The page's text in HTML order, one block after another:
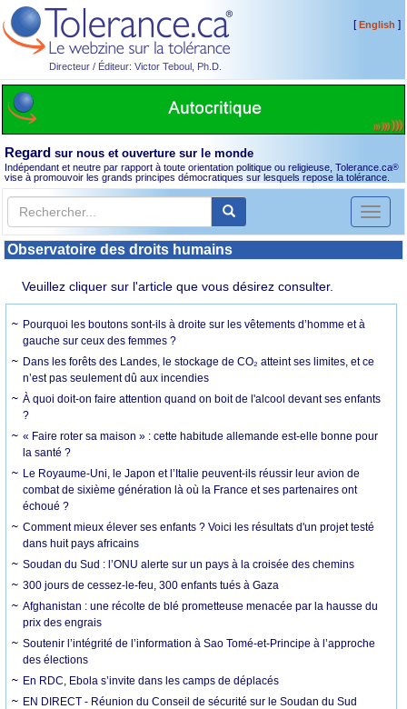
Directeur / Éditeur: Victor Teboul, Ph.D.
[English ]
Regard sur nous et ouverture sur le monde
Indépendant et neutre par rapport à toute orientation politique ou religieuse, Tolerance.ca®
vise à promouvoir les grands principes démocratiques sur lesquels repose la tolérance.
Toggle
Observatoire des droits humains
Veuillez cliquer sur l'article que vous désirez consulter.
Pourquoi les boutons sont-ils à droite sur les vêtements d’homme et à
gauche sur ceux des femmes ?
Dans les forêts des Landes, le stockage de CO₂ atteint ses limites, et ce
n’est pas seulement dû aux incendies
À quoi doit-on faire attention quand on boit de l'alcool devant ses enfants
?
« Faire roter sa maison » : cette habitude allemande est-elle bonne pour
la santé ?
Le Royaume-Uni, le Japon et l’Italie peuvent-ils réussir leur avion de
combat de sixième génération là où la France et ses partenaires ont
échoué ?
Comment mieux élever ses enfants ? Voici les résultats d'un projet testé
dans huit pays africains
Soudan du Sud : l’ONU alerte sur un pays à la croisée des chemins
300 jours de cessez-le-feu, 300 enfants tués à Gaza
Afghanistan : une récolte de blé prometteuse menacée par la hausse du
prix des engrais
Soutenir l’intégrité de l’information à Sao Tomé-et-Principe à l’approche
des élections
En RDC, Ebola s’invite dans les camps de déplacés
EN DIRECT - Réunion du Conseil de sécurité sur le Soudan du Sud